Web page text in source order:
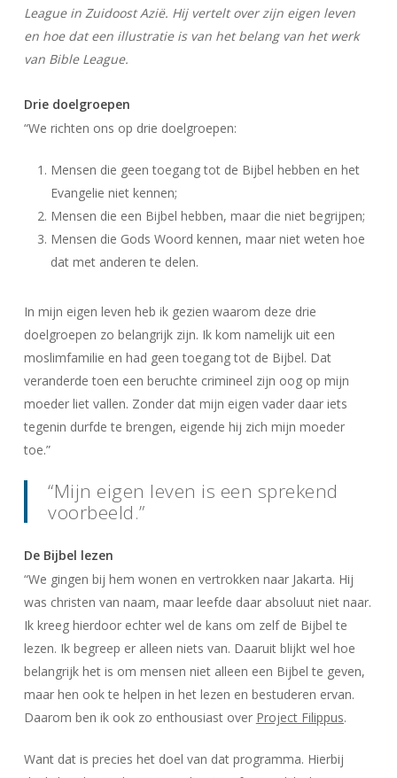
League in Zuidoost Azië. Hij vertelt over zijn eigen leven
en hoe dat een illustratie is van het belang van het werk
van Bible League.
Drie doelgroepen
“We richten ons op drie doelgroepen:
Mensen die geen toegang tot de Bijbel hebben en het
Evangelie niet kennen;
Mensen die een Bijbel hebben, maar die niet begrijpen;
Mensen die Gods Woord kennen, maar niet weten hoe
dat met anderen te delen.
In mijn eigen leven heb ik gezien waarom deze drie
doelgroepen zo belangrijk zijn. Ik kom namelijk uit een
moslimfamilie en had geen toegang tot de Bijbel. Dat
veranderde toen een beruchte crimineel zijn oog op mijn
moeder liet vallen. Zonder dat mijn eigen vader daar iets
tegenin durfde te brengen, eigende hij zich mijn moeder
toe.”
“Mijn eigen leven is een sprekend
voorbeeld.”
De Bijbel lezen
“We gingen bij hem wonen en vertrokken naar Jakarta. Hij
was christen van naam, maar leefde daar absoluut niet naar.
Ik kreeg hierdoor echter wel de kans om zelf de Bijbel te
lezen. Ik begreep er alleen niets van. Daaruit blijkt wel hoe
belangrijk het is om mensen niet alleen een Bijbel te geven,
maar hen ook te helpen in het lezen en bestuderen ervan.
Daarom ben ik ook zo enthousiast over Project Filippus.
Want dat is precies het doel van dat programma. Hierbij